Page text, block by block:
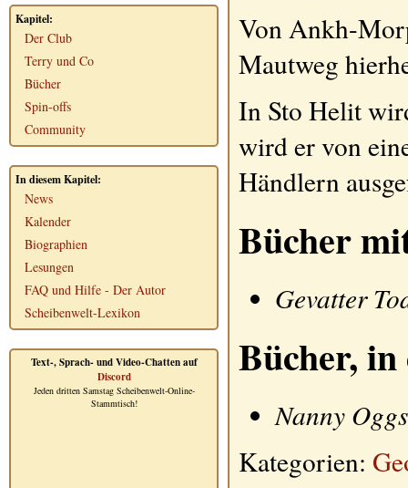
Kapitel:
Der Club
Terry und Co
Bücher
Spin-offs
Community
In diesem Kapitel:
News
Kalender
Biographien
Lesungen
FAQ und Hilfe - Der Autor
Scheibenwelt-Lexikon
Text-, Sprach- und Video-Chatten auf
Discord
Jeden dritten Samstag Scheibenwelt-Online-
Stammtisch!
Von Ankh-
Mautweg
In Sto Helit
wird er von
Händlern
Bücher
Gevatter
Bücher,
Nanny
Kategorien: